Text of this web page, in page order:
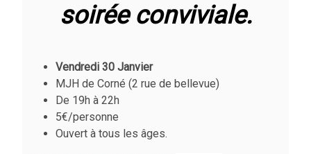
soirée conviviale.
Vendredi 30 Janvier
MJH de Corné (2 rue de bellevue)
De 19h à 22h
5€/personne
Ouvert à tous les âges.